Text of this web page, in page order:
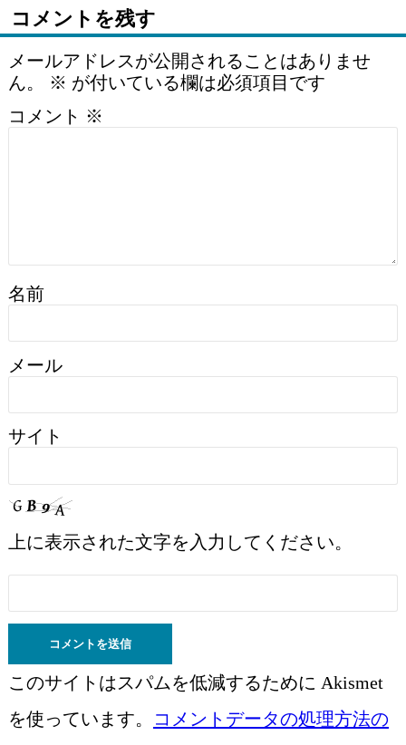
コメントを残す
メールアドレスが公開されることはありませ
ん。
※ が付いている欄は必須項目です
コメント ※
名前
メール
サイト
上に表示された文字を入力してください。
このサイトはスパムを低減するために Akismet
を使っています。
コメントデータの処理方法の